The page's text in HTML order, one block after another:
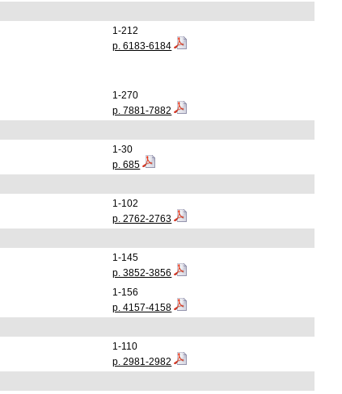
1-212
p. 6183-6184
1-270
p. 7881-7882
1-30
p. 685
1-102
p. 2762-2763
1-145
p. 3852-3856
1-156
p. 4157-4158
1-110
p. 2981-2982